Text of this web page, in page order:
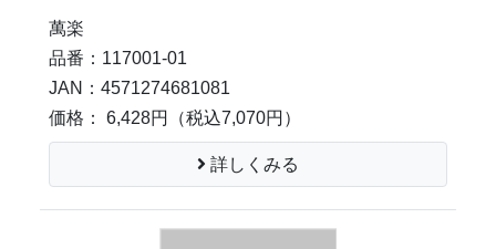
萬楽
品番：117001-01
JAN：4571274681081
価格： 6,428円
（税込7,070円）
詳しくみる